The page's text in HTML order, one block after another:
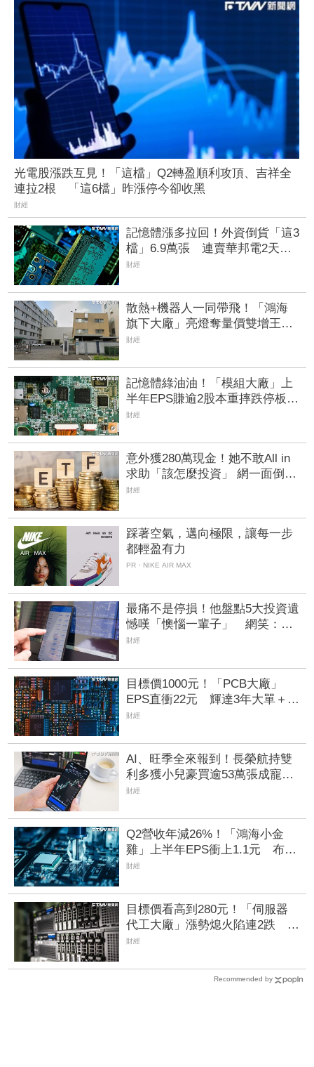
光電股漲跌互見！「這檔」Q2轉盈順利攻頂、吉祥全
連拉2根 「這6檔」昨漲停今卻收黑
財經
記憶體漲多拉回！外資倒貨「這3
檔」6.9萬張 連賣華邦電2天捲
102億元
財經
散熱+機器人一同帶飛！「鴻海
旗下大廠」亮燈奪量價雙增王
「低軌衛星巨頭」與晶圓三哥齊
財經
記憶體綠油油！「模組大廠」上
半年EPS賺逾2股本重摔跌停板
華邦電、南亞科恐止步連5紅
財經
意外獲280萬現金！她不敢All in
求助「該怎麼投資」 網一面倒建
議：專心存0050就好
財經
踩著空氣，邁向極限，讓每一步
都輕盈有力
PR・NIKE AIR MAX
最痛不是停損！他盤點5大投資遺
憾嘆「懊惱一輩子」 網笑：乖
乖把錢存銀行
財經
目標價1000元！「PCB大廠」
EPS直衝22元 輝達3年大單＋
Vera CPU市占率破5成後市看旺
財經
AI、旺季全來報到！長榮航持雙
利多獲小兒豪買逾53萬張成寵
兒 「這檔」前7月營收狂超去年
財經
Q2營收年減26%！「鴻海小金
雞」上半年EPS衝上1.1元 布局
「這些領域」做突圍利器
財經
目標價看高到280元！「伺服器
代工大廠」漲勢熄火陷連2跌 三
大法人今出清1.1萬張、抽回21億
財經
Recommended by